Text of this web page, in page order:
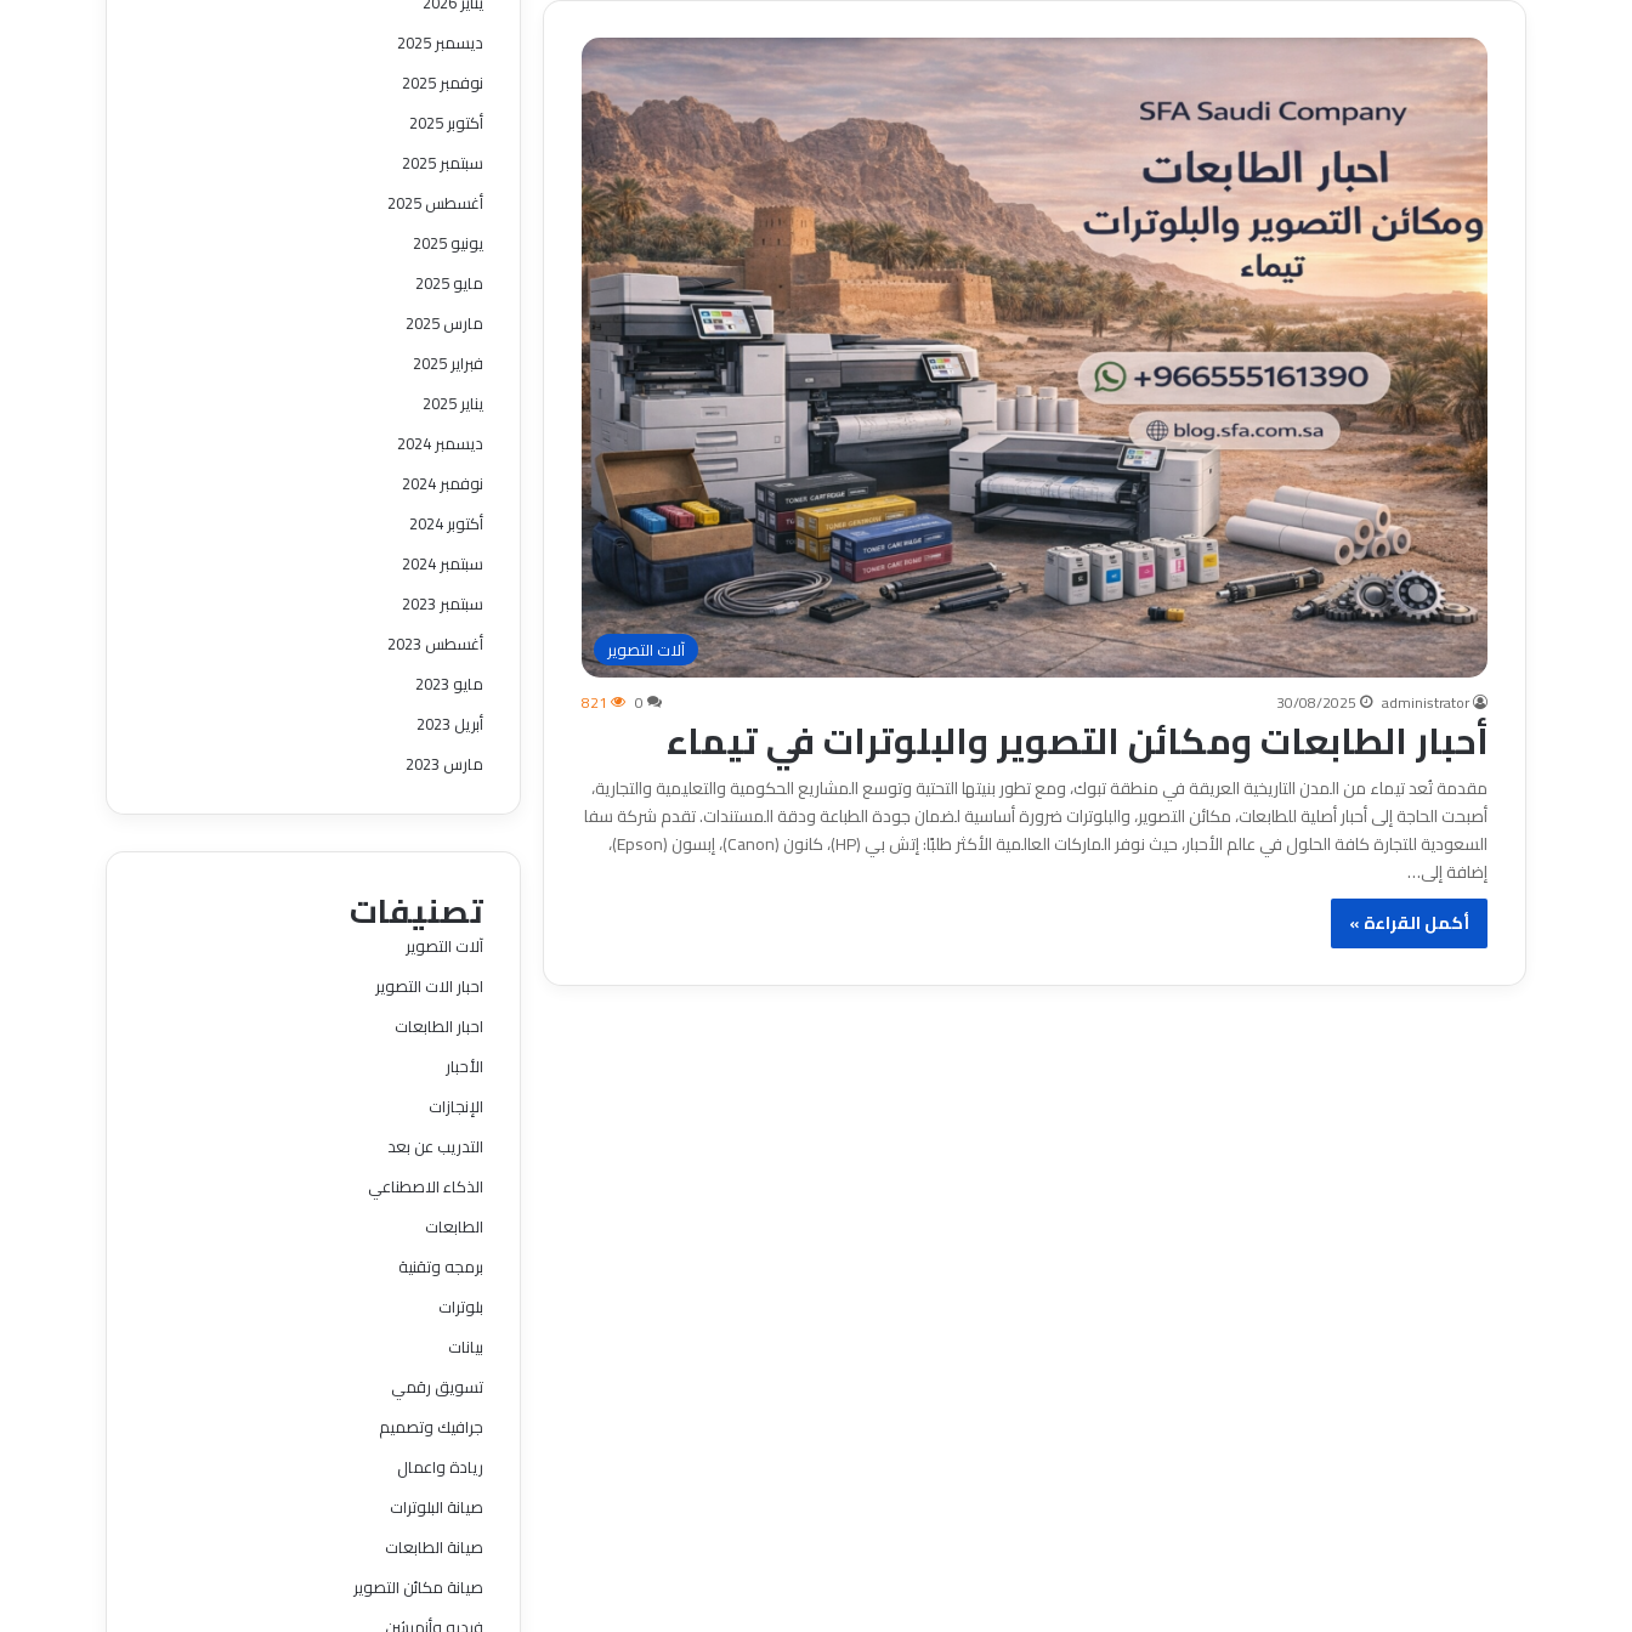
آلات التصوير
administrator
30/08/2025
0
821
أحبار الطابعات ومكائن التصوير والبلوترات في تيماء
مقدمة تُعد تيماء من المدن التاريخية العريقة في منطقة تبوك، ومع تطور بنيتها التحتية وتوسع المشاريع الحكومية والتعليمية والتجارية،
أصبحت الحاجة إلى أحبار أصلية للطابعات، مكائن التصوير، والبلوترات ضرورة أساسية لضمان جودة الطباعة ودقة المستندات. تقدم شركة سفا
السعودية للتجارة كافة الحلول في عالم الأحبار، حيث نوفر الماركات العالمية الأكثر طلبًا: إتش بي (HP)، كانون (Canon)، إبسون (Epson)،
إضافة إلى…
أكمل القراءة »
ديسمبر 2025
نوفمبر 2025
أكتوبر 2025
سبتمبر 2025
أغسطس 2025
يونيو 2025
مايو 2025
مارس 2025
فبراير 2025
يناير 2025
ديسمبر 2024
نوفمبر 2024
أكتوبر 2024
سبتمبر 2024
سبتمبر 2023
أغسطس 2023
مايو 2023
أبريل 2023
مارس 2023
تصنيفات
آلات التصوير
احبار الات التصوير
احبار الطابعات
الأحبار
الإنجازات
التدريب عن بعد
الذكاء الاصطناعي
الطابعات
برمجه وتقنية
بلوترات
بيانات
تسويق رقمي
جرافيك وتصميم
ريادة واعمال
صيانة البلوترات
صيانة الطابعات
صيانة مكائن التصوير